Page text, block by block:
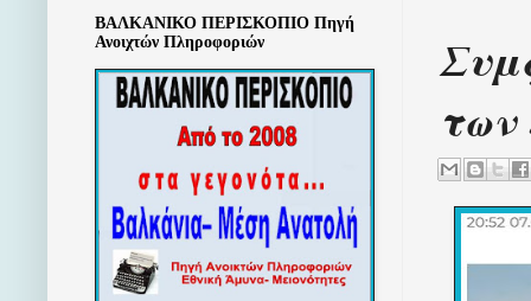
των
ΒΑΛΚΑΝΙΚΟ ΠΕΡΙΣΚΟΠΙΟ Πηγή
Ανοιχτών Πληροφοριών